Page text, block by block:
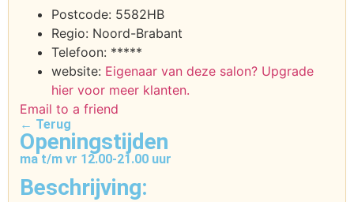
Postcode: 5582HB
Regio: Noord-Brabant
Telefoon: *****
website: Eigenaar van deze salon? Upgrade
hier voor meer klanten.
Email to a friend
← Terug
Openingstijden
ma t/m vr 12.00-21.00 uur
Beschrijving: